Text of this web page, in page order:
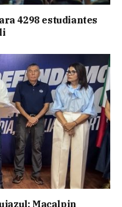
4298 estudiantes
Macalpin